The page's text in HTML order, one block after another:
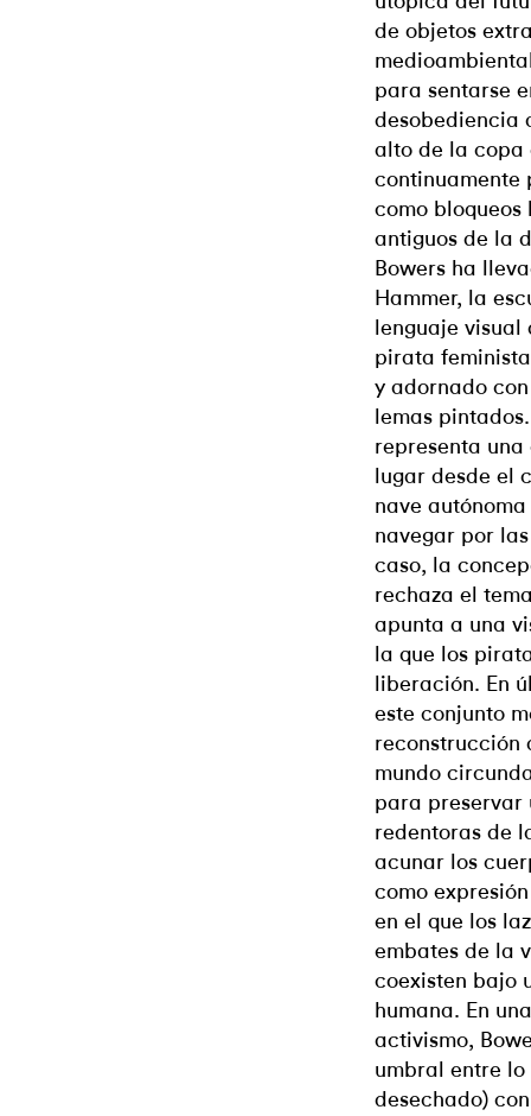
de objetos
para sentarse
desobediencia
alto de la copa
continuamente
como bloqueos
antiguos de la
Bowers ha
Hammer, la
lenguaje
pirata
y adornado
lemas
representa
lugar desde el
nave
navegar por
caso, la
rechaza el
apunta a una
la que los
liberación. En
este conjunto
reconstrucción
mundo
para preservar
redentoras de
acunar los
como
en el que los
embates de la
coexisten bajo
humana. En
activismo,
umbral entre lo
desechado)